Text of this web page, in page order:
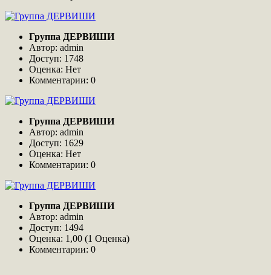
Группа ДЕРВИШИ
Автор: admin
Доступ: 1748
Оценка: Нет
Комментарии: 0
Группа ДЕРВИШИ
Автор: admin
Доступ: 1629
Оценка: Нет
Комментарии: 0
Группа ДЕРВИШИ
Автор: admin
Доступ: 1494
Оценка: 1,00 (1 Оценка)
Комментарии: 0